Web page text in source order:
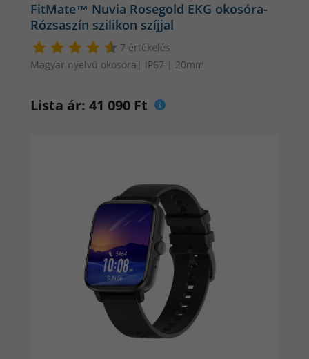
FitMate™ Nuvia Rosegold EKG okosóra-
Rózsaszín szilikon szíjjal
7 értékelés
Magyar nyelvű okosóra| IP67 | 20mm
Lista ár: 41 090 Ft